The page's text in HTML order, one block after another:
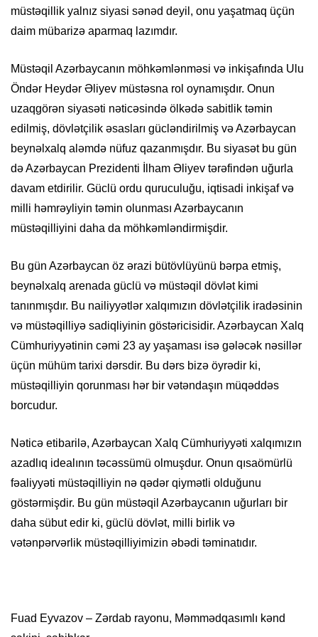
müstəqillik yalnız siyasi sənəd deyil, onu yaşatmaq üçün
daim mübarizə aparmaq lazımdır.
Müstəqil Azərbaycanın möhkəmlənməsi və inkişafında Ulu
Öndər Heydər Əliyev müstəsna rol oynamışdır. Onun
uzaqgörən siyasəti nəticəsində ölkədə sabitlik təmin
edilmiş, dövlətçilik əsasları gücləndirilmiş və Azərbaycan
beynəlxalq aləmdə nüfuz qazanmışdır. Bu siyasət bu gün
də Azərbaycan Prezidenti İlham Əliyev tərəfindən uğurla
davam etdirilir. Güclü ordu quruculuğu, iqtisadi inkişaf və
milli həmrəyliyin təmin olunması Azərbaycanın
müstəqilliyini daha da möhkəmləndirmişdir.
Bu gün Azərbaycan öz ərazi bütövlüyünü bərpa etmiş,
beynəlxalq arenada güclü və müstəqil dövlət kimi
tanınmışdır. Bu nailiyyətlər xalqımızın dövlətçilik iradəsinin
və müstəqilliyə sadiqliyinin göstəricisidir. Azərbaycan Xalq
Cümhuriyyətinin cəmi 23 ay yaşaması isə gələcək nəsillər
üçün mühüm tarixi dərsdir. Bu dərs bizə öyrədir ki,
müstəqilliyin qorunması hər bir vətəndaşın müqəddəs
borcudur.
Nəticə etibarilə, Azərbaycan Xalq Cümhuriyyəti xalqımızın
azadlıq idealının təcəssümü olmuşdur. Onun qısaömürlü
fəaliyyəti müstəqilliyin nə qədər qiymətli olduğunu
göstərmişdir. Bu gün müstəqil Azərbaycanın uğurları bir
daha sübut edir ki, güclü dövlət, milli birlik və
vətənpərvərlik müstəqilliyimizin əbədi təminatıdır.
Fuad Eyvazov – Zərdab rayonu, Məmmədqasımlı kənd